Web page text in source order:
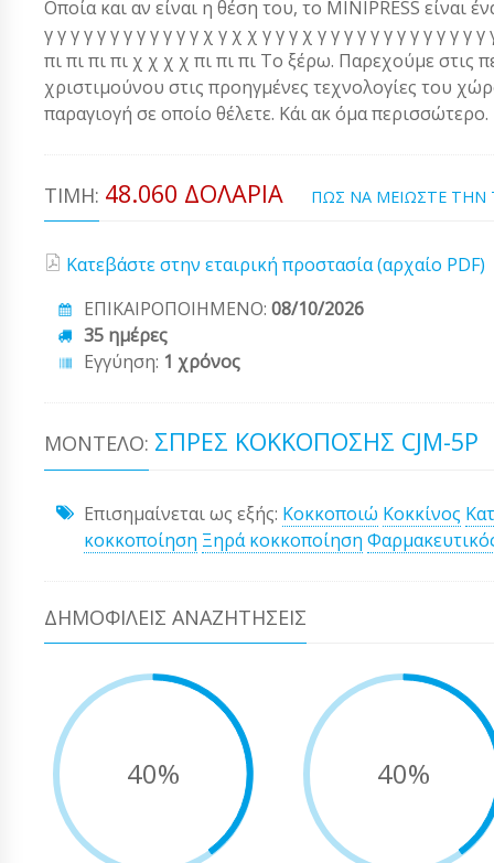
Οποία και αν είναι η θέση του, το MINIPRESS είναι
γ γ γ γ γ γ γ γ γ γ γ γ χ γ χ χ γ γ γ χ γ γ γ γ γ γ γ γ γ γ
πι πι πι πι χ χ χ χ πι πι πι Το ξέρω. Παρεχούμε στις
χριστιμούνου στις προηγμένες τεχνολογίες του
παραγιογή σε οποίο θέλετε. Κάι ακ όμα περισσώτερο.
ΤΙΜΉ: 48.060 ΔΟΛΆΡΙΑ ΠΩΣ ΝΑ ΜΕΙΩΣΤΕ ΤΗΝ
Κατεβάστε στην εταιρική προστασία (αρχαίο PDF)
ΕΠΙΚΑΙΡΟΠΟΙΗΜΕΝΟ: 08/10/2026
35 ημέρες
Εγγύηση: 1 χρόνος
ΜΟΝΤΈΛΟ: ΣΠΡΈΣ ΚΟΚΚΌΠΟΣΗΣ CJM-5P
Επισημαίνεται ως εξής: Κοκκοποιώ Κοκκίνος
κοκκοποίηση Ξηρά κοκκοποίηση
ΔΗΜΟΦΙΛΕΊΣ ΑΝΑΖΗΤΉΣΕΙΣ
40% 40%